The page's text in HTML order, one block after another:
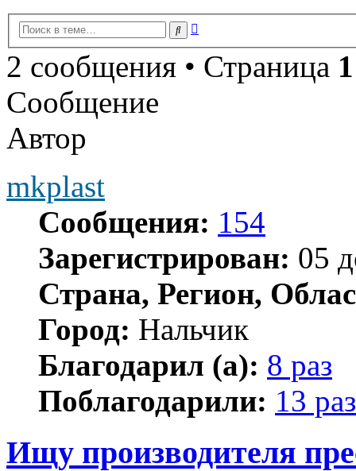
Поиск
2 сообщения • Страница 1
Сообщение
Автор
mkplast
Сообщения: 154
Зарегистрирован: 05
Страна, Регион,
Город: Нальчик
Благодарил (а): 8 раз
Поблагодарили: 13 раз
Ищу производителя